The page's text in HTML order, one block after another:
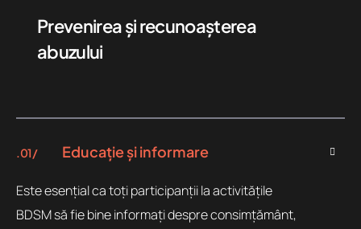
Prevenirea și recunoașterea
abuzului
.01 / Educație și informare
Este esențial ca toți participanții la activitățile
BDSM să fie bine informați despre consimțământ,